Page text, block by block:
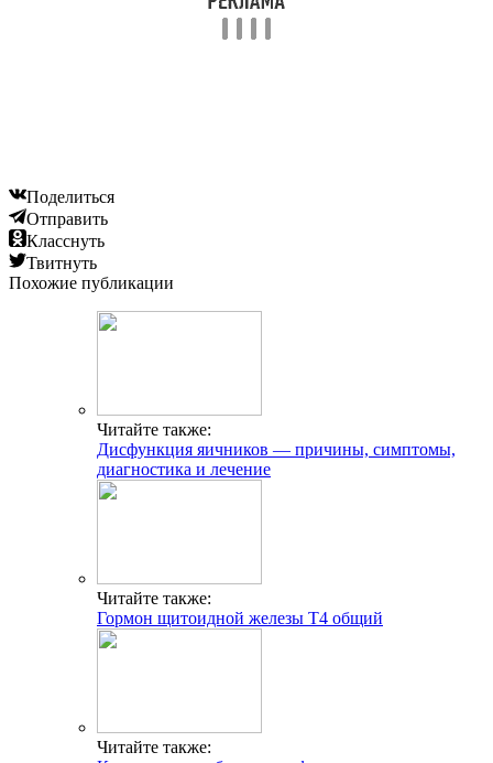
Читайте также:
Как вызвать выброс эндорфинов в организме:
особенности и интересные факты
Препарат Анжелик при климаксе: инструкция,
показания
Добавить комментарий